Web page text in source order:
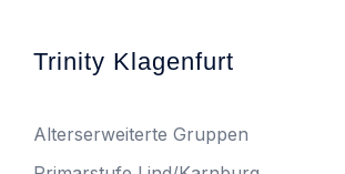
Trinity Klagenfurt
Alterserweiterte Gruppen